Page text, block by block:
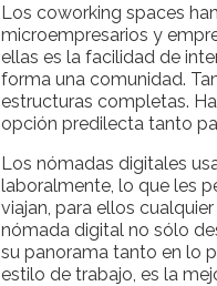
Los coworking spaces
microempresarios y
ellas es la facilidad de
forma una comunidad.
estructuras completas.
opción predilecta tanto
Los nómadas digitales
laboralmente, lo que les
viajan, para ellos
nómada digital no sólo
su panorama tanto en lo
estilo de trabajo, es la